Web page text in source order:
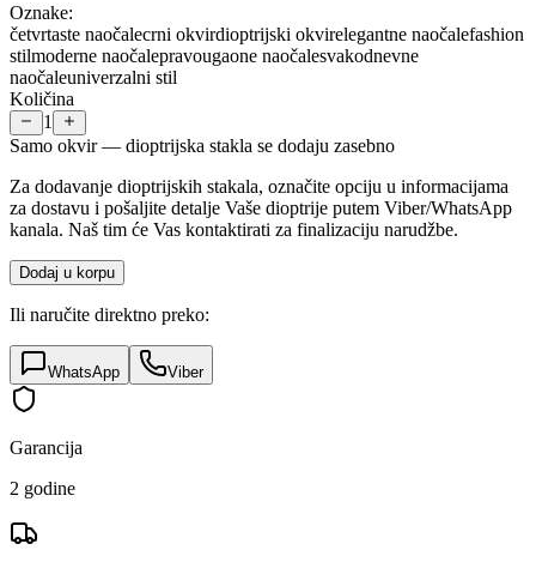
Oznake:
četvrtaste naočalecrni okvirdioptrijski okvirelegantne naočalefashion
stilmoderne naočalepravougaone naočalesvakodnevne
naočaleuniverzalni stil
Količina
1
Samo okvir — dioptrijska stakla se dodaju zasebno
Za dodavanje dioptrijskih stakala, označite opciju u informacijama
za dostavu i pošaljite detalje Vaše dioptrije putem Viber/WhatsApp
kanala. Naš tim će Vas kontaktirati za finalizaciju narudžbe.
Dodaj u korpu
Ili naručite direktno preko:
WhatsApp Viber
Garancija
2 godine